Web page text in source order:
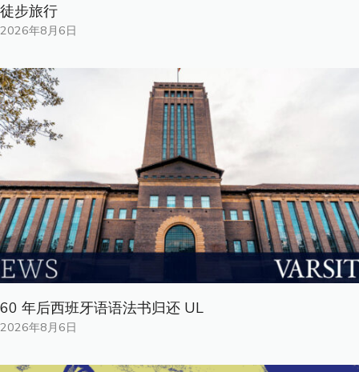
徒步旅行
2026年8月6日
60 年后西班牙语语法书归还 UL
2026年8月6日